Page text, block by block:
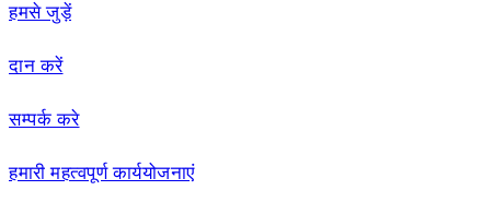
हमसे जुड़ें
दान करें
सम्पर्क करे
हमारी महत्वपूर्ण कार्ययोजनाएं